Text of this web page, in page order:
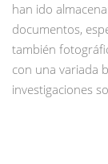
han ido
documentos,
también
con una variada
investigaciones